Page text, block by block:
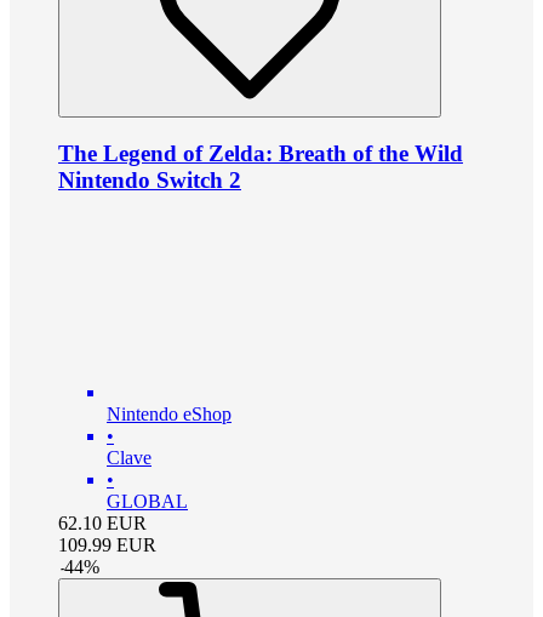
The Legend of Zelda: Breath of the Wild
Nintendo Switch 2
Nintendo eShop
•
Clave
•
GLOBAL
62.10 EUR
109.99 EUR
-44%